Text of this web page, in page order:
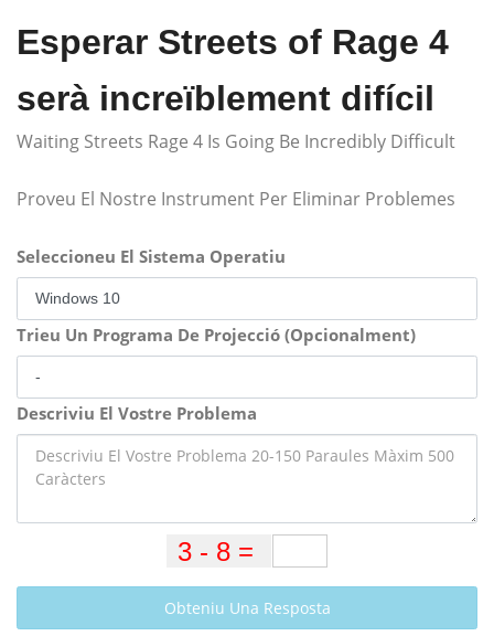
Esperar Streets of Rage 4
serà increïblement difícil
Waiting Streets Rage 4 Is Going Be Incredibly Difficult
Proveu El Nostre Instrument Per Eliminar Problemes
Seleccioneu El Sistema Operatiu
Trieu Un Programa De Projecció (Opcionalment)
Descriviu El Vostre Problema
Obteniu Una Resposta